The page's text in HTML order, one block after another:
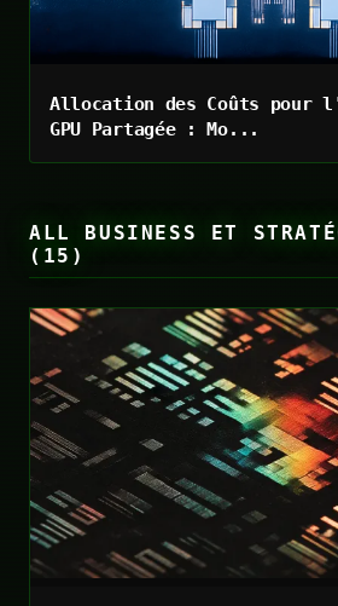
Allocation des Coûts pour
GPU Partagée : Mo...
ALL BUSINESS ET
(15)